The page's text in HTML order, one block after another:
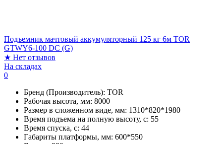
Подъемник мачтовый аккумуляторный 125 кг 6м TOR
GTWY6-100 DC (G)
★ Нет отзывов
На складах
0
Бренд (Производитель): TOR
Рабочая высота, мм: 8000
Размер в сложенном виде, мм: 1310*820*1980
Время подъема на полную высоту, с: 55
Время спуска, с: 44
Габариты платформы, мм: 600*550